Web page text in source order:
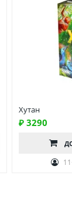
Хутан
₽ 3290